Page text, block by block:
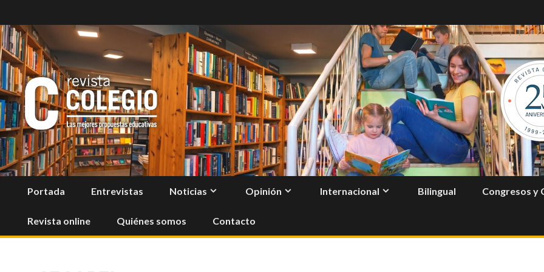
to
content
Portada Entrevistas Noticias Opinión Internacional Bilingual Congresos y
Revista online Quiénes somos Contacto